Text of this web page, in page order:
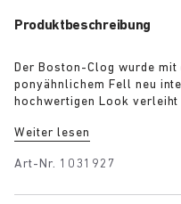
Produktbeschreibung
Der Boston-Clog wurde mit
ponyähnlichem Fell neu
hochwertigen Look
Print und in Schwarz
die Eleganz und den
Weiter lesen
Art-Nr. 1031927